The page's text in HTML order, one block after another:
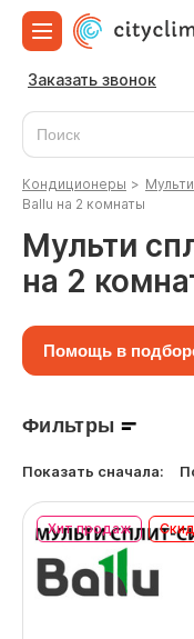
Заказать звонок
Кондиционеры >
Ballu на 2 комнаты
Мульти
на 2
Помощь в
Фильтры
Показать сначала:
Хит продаж